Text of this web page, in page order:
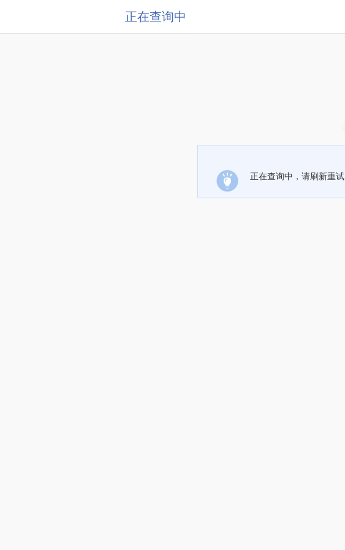
正在查询中
正在查询中，请刷新重试